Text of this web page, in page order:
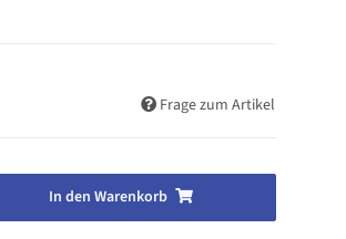
Frage zum Artikel
In den Warenkorb